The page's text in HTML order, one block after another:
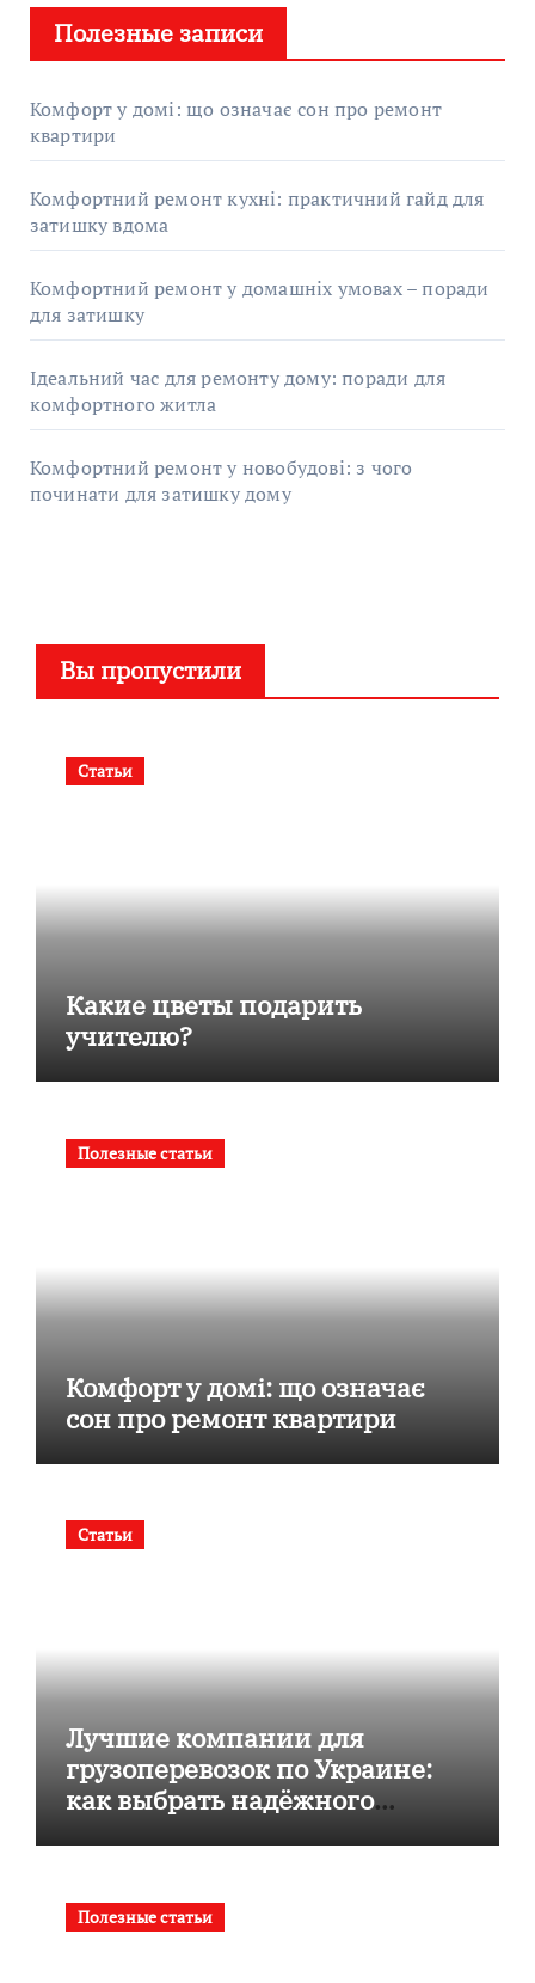
Полезные записи
Комфорт у домі: що означає сон про ремонт
квартири
Комфортний ремонт кухні: практичний гайд для
затишку вдома
Комфортний ремонт у домашніх умовах – поради
для затишку
Ідеальний час для ремонту дому: поради для
комфортного житла
Комфортний ремонт у новобудові: з чого
починати для затишку дому
Вы пропустили
Статьи
Какие цветы подарить
учителю?
Полезные статьи
Комфорт у домі: що означає
сон про ремонт квартири
Статьи
Лучшие компании для
грузоперевозок по Украине:
как выбрать надёжного
Полезные статьи